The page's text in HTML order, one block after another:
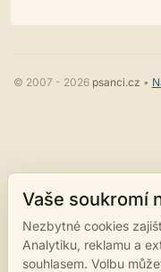
© 2007 - 2026 psanci.cz •
Vaše soukromí
Nezbytné cookies
Analytiku, reklamu a
souhlasem. Volbu